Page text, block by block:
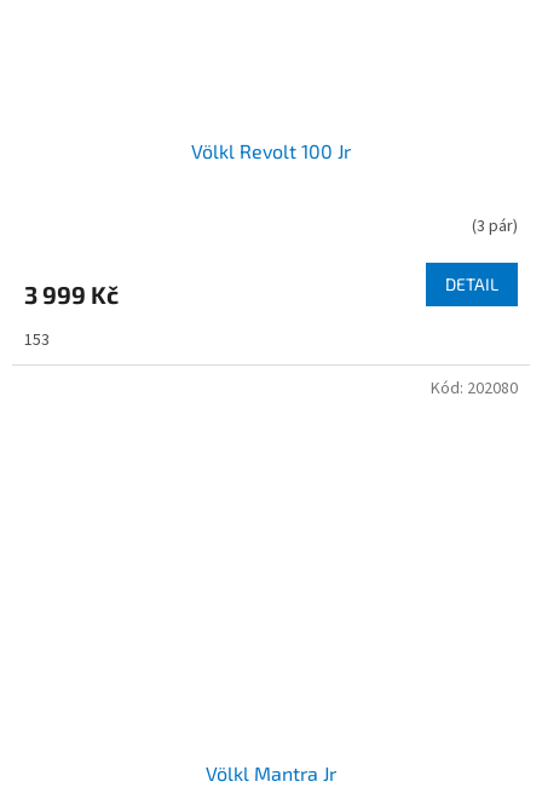
Völkl Revolt 100 Jr
(3 pár)
3 999 Kč DETAIL
153
Völkl Mantra Jr
Kód: 202080